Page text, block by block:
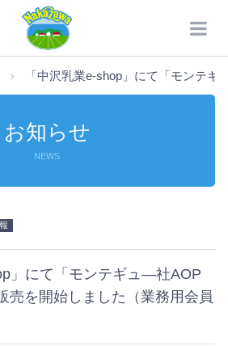
「中沢乳業e-shop」にて「モンテギ
お知らせ
NEWS
」にて「モンテギュ―社AOP
売を開始しました（業務用会員